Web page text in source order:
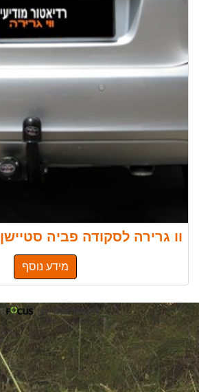
וו גרירה לסקודה פביה סטיישן
מידע נוסף
הקמת אתרים